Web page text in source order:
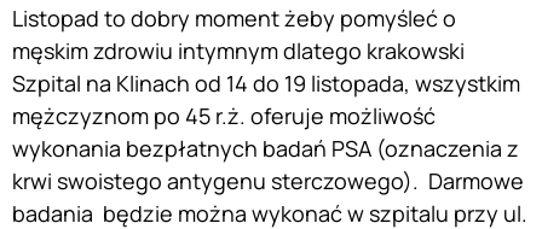
Listopad to dobry moment żeby pomyśleć o
męskim zdrowiu intymnym dlatego krakowski
Szpital na Klinach od 14 do 19 listopada, wszystkim
mężczyznom po 45 r.ż. oferuje możliwość
wykonania bezpłatnych badań PSA (oznaczenia z
krwi swoistego antygenu sterczowego). Darmowe
badania będzie można wykonać w szpitalu przy ul.